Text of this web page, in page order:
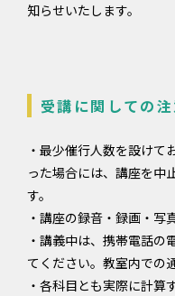
知らせいたします。
受講に関しての
・最少催行人数を設けて
った場合には、講座を中
す。
・講座の録音・録画・写
・講義中は、携帯電話の
てください。教室内での
・各科目とも実際に計算